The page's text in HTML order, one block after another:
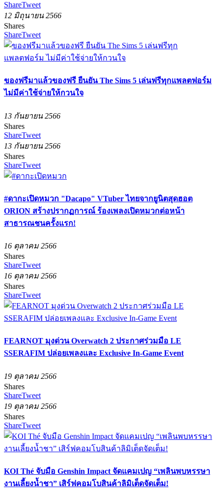
ShareTweet
12 มิถุนายน 2566
Shares
ShareTweet
ของฟรีมาแล้วของฟรี ยืนยัน The Sims 5 เล่นฟรีทุกแพลตฟอร์ม
ไม่มีค่าใช้จ่ายให้กวนใจ
13 กันยายน 2566
Shares
ShareTweet
13 กันยายน 2566
Shares
ShareTweet
#ดากะเปิดหมวก "Dacapo" VTuber ไทยจากยูนิตสุดฮอต
ORION สร้างปรากฏการณ์ ร้องเพลงเปิดหมวกต่อหน้า
สาธารณชนครั้งแรก!
16 ตุลาคม 2566
Shares
ShareTweet
16 ตุลาคม 2566
Shares
ShareTweet
FEARNOT มุงด่วน Overwatch 2 ประกาศร่วมมือ LE
SSERAFIM ปล่อยเพลงและ Exclusive In-Game Event
19 ตุลาคม 2566
Shares
ShareTweet
19 ตุลาคม 2566
Shares
ShareTweet
KOI Thé จับมือ Genshin Impact จัดแคมเปญ “เพลินพบหรรษา
งานเลี้ยงน้ำชา” เสิร์ฟคอมโบสินค้าลิมิเต็ดจัดเต็ม!